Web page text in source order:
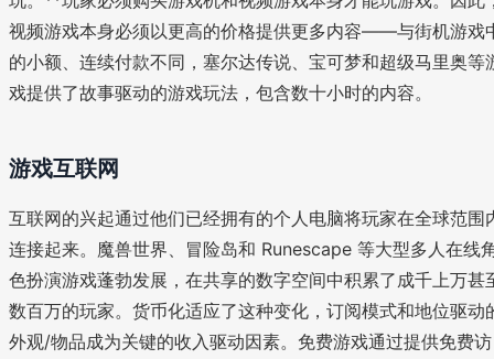
视频游戏本身必须以更高的价格提供更多内容——与街机游戏
的小额、连续付款不同，塞尔达传说、宝可梦和超级马里奥等
戏提供了故事驱动的游戏玩法，包含数十小时的内容。
游戏互联网
互联网的兴起通过他们已经拥有的个人电脑将玩家在全球范围
连接起来。魔兽世界、冒险岛和 Runescape 等大型多人在线
色扮演游戏蓬勃发展，在共享的数字空间中积累了成千上万甚
数百万的玩家。货币化适应了这种变化，订阅模式和地位驱动
外观/物品成为关键的收入驱动因素。免费游戏通过提供免费访